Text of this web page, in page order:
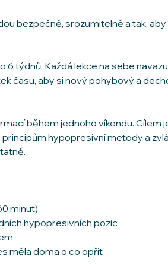
bezpečně, srozumitelně a tak, aby
6 týdnů. Každá lekce na sebe
času, aby si nový pohybový a
během jednoho víkendu. Cílem
hypopresivní metody a
minut)
hypopresivních pozic
měla doma o co opřít